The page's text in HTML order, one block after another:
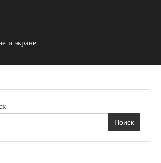
и экране
Поиск